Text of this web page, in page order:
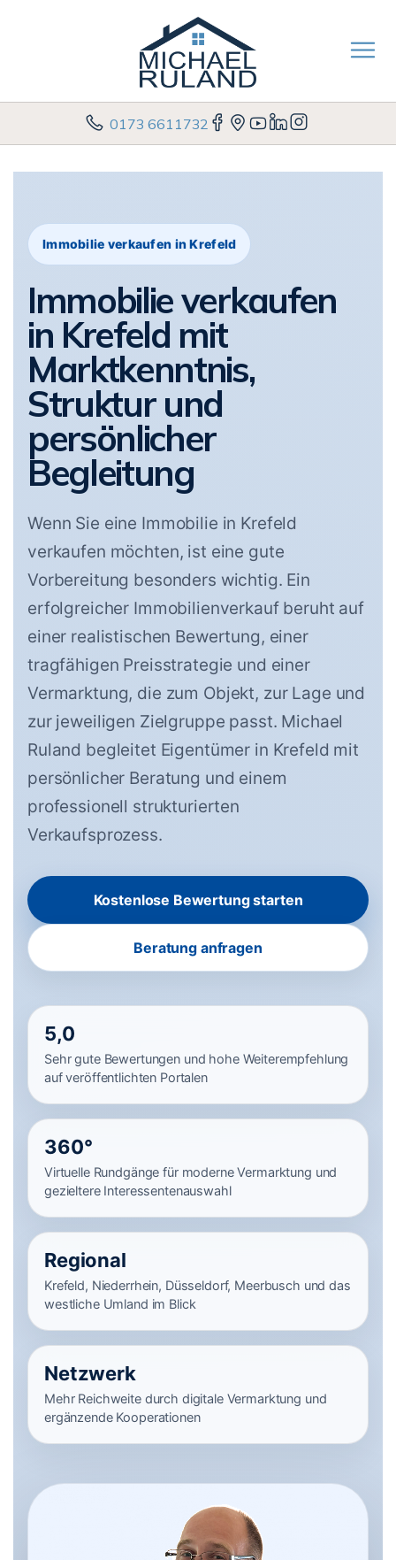
0173 6611732
Immobilie verkaufen in Krefeld
Immobilie verkaufen
in Krefeld mit
Marktkenntnis,
Struktur und
persönlicher
Begleitung
Wenn Sie eine Immobilie in Krefeld
verkaufen möchten, ist eine gute
Vorbereitung besonders wichtig. Ein
erfolgreicher Immobilienverkauf beruht auf
einer realistischen Bewertung, einer
tragfähigen Preisstrategie und einer
Vermarktung, die zum Objekt, zur Lage und
zur jeweiligen Zielgruppe passt. Michael
Ruland begleitet Eigentümer in Krefeld mit
persönlicher Beratung und einem
professionell strukturierten
Verkaufsprozess.
Kostenlose Bewertung starten
Beratung anfragen
5,0
Sehr gute Bewertungen und hohe Weiterempfehlung
auf veröffentlichten Portalen
360°
Virtuelle Rundgänge für moderne Vermarktung und
gezieltere Interessentenauswahl
Regional
Krefeld, Niederrhein, Düsseldorf, Meerbusch und das
westliche Umland im Blick
Netzwerk
Mehr Reichweite durch digitale Vermarktung und
ergänzende Kooperationen